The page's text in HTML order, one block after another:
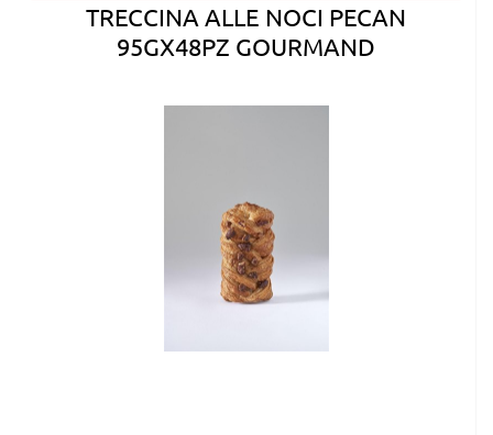
TRECCINA ALLE NOCI PECAN
95GX48PZ GOURMAND